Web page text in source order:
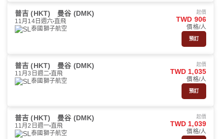
普吉 (HKT) 曼谷 (DMK)
11月14日週六 直飛
泰國獅子航空
起價
TWD 906
價格/人
預訂
普吉 (HKT) 曼谷 (DMK)
11月3日週二 直飛
泰國獅子航空
起價
TWD 1,035
價格/人
預訂
普吉 (HKT) 曼谷 (DMK)
11月2日週一 直飛
泰國獅子航空
起價
TWD 1,039
價格/人